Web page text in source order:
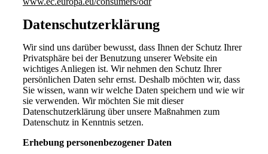
Datenschutz­erklärung
Wir sind uns darüber bewusst, dass Ihnen der Schutz Ihrer
Privatsphäre bei der Benutzung unserer Website ein
wichtiges Anliegen ist. Wir nehmen den Schutz Ihrer
persönlichen Daten sehr ernst. Deshalb möchten wir, dass
Sie wissen, wann wir welche Daten speichern und wie wir
sie verwenden. Wir möchten Sie mit dieser
Datenschutzerklärung über unsere Maßnahmen zum
Datenschutz in Kenntnis setzen.
Erhebung personenbezogener Daten